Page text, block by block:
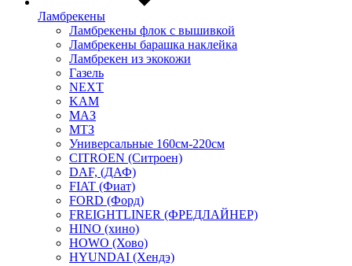
Ламбрекены
Ламбрекены флок с вышивкой
Ламбрекены барашка наклейка
Ламбрекен из экокожи
Газель
NEXT
KAM
МАЗ
МТЗ
Универсальные 160см-220см
CITROEN (Ситроен)
DAF, (ДАФ)
FIAT (Фиат)
FORD (Форд)
FREIGHTLINER (ФРЕДЛАЙНЕР)
HINO (хино)
HOWO (Хово)
HYUNDAI (Хендэ)